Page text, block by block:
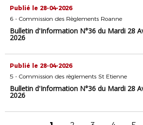
Publié le 28-04-2026
6 - Commission des Règlements Roanne
Bulletin d'Information N°36 du Mardi 28
2026
Publié le 28-04-2026
5 - Commission des règlements St Etienne
Bulletin d'Information N°36 du Mardi 28
2026